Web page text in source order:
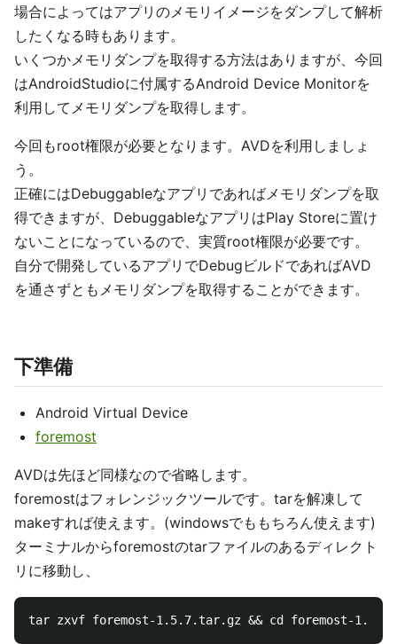
場合によってはアプリのメモリイメージをダンプして解析
したくなる時もあります。
いくつかメモリダンプを取得する方法はありますが、今回
はAndroidStudioに付属するAndroid Device Monitorを
利用してメモリダンプを取得します。
今回もroot権限が必要となります。AVDを利用しましょ
う。
正確にはDebuggableなアプリであればメモリダンプを取
得できますが、DebuggableなアプリはPlay Storeに置け
ないことになっているので、実質root権限が必要です。
自分で開発しているアプリでDebugビルドであればAVD
を通さずともメモリダンプを取得することができます。
下準備
Android Virtual Device
foremost
AVDは先ほど同様なので省略します。
foremostはフォレンジックツールです。tarを解凍して
makeすれば使えます。(windowsでももちろん使えます)
ターミナルからforemostのtarファイルのあるディレクト
リに移動し、